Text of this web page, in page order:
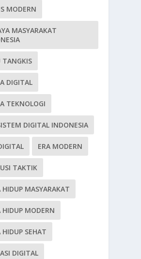
MODERN
MASYARAKAT
TANGKIS
DIGITAL
TEKNOLOGI
DIGITAL INDONESIA
ERA MODERN
TAKTIK
HIDUP MASYARAKAT
HIDUP MODERN
HIDUP SEHAT
DIGITAL